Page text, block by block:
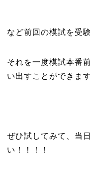
など前回の模試を受
それを一度模試本番
い出すことができます
ぜひ試してみて、当
い！！！！